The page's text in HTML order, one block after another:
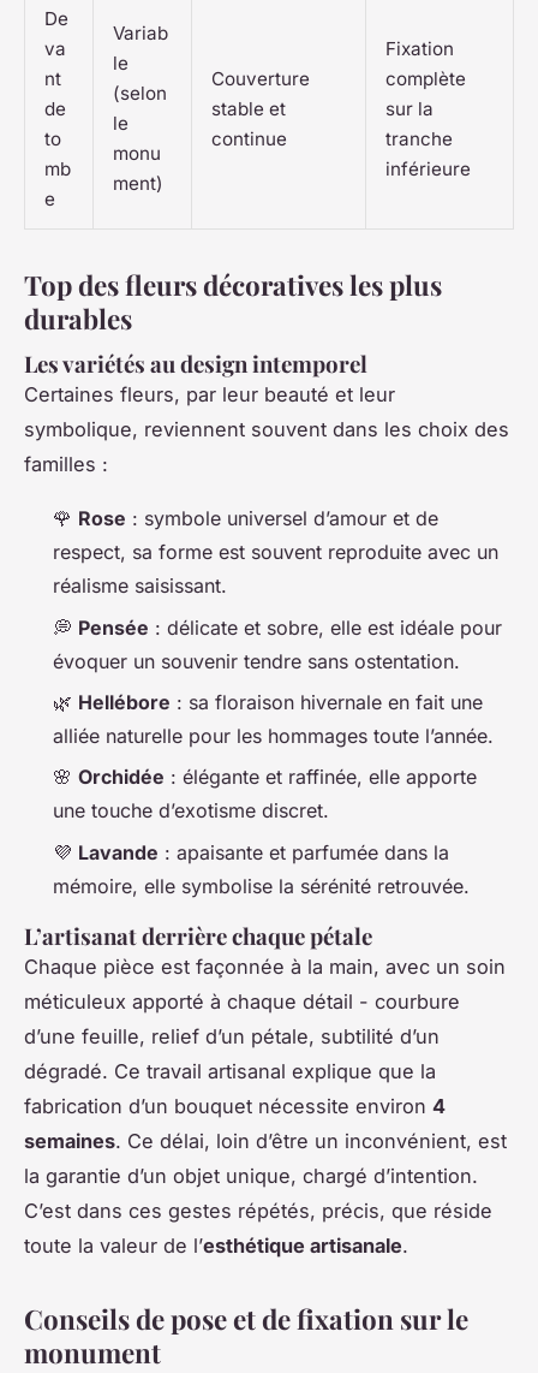
De
va
nt
de
to
mb
e
Variab
le
(selon
le
monu
ment)
Couverture
stable et
continue
Fixation
complète
sur la
tranche
inférieure
Top des fleurs décoratives les plus
durables
Les variétés au design intemporel
Certaines fleurs, par leur beauté et leur
symbolique, reviennent souvent dans les choix des
familles :
🌹 Rose : symbole universel d’amour et de
respect, sa forme est souvent reproduite avec un
réalisme saisissant.
💭 Pensée : délicate et sobre, elle est idéale pour
évoquer un souvenir tendre sans ostentation.
🌿 Hellébore : sa floraison hivernale en fait une
alliée naturelle pour les hommages toute l’année.
🌸 Orchidée : élégante et raffinée, elle apporte
une touche d’exotisme discret.
💜 Lavande : apaisante et parfumée dans la
mémoire, elle symbolise la sérénité retrouvée.
L’artisanat derrière chaque pétale
Chaque pièce est façonnée à la main, avec un soin
méticuleux apporté à chaque détail - courbure
d’une feuille, relief d’un pétale, subtilité d’un
dégradé. Ce travail artisanal explique que la
fabrication d’un bouquet nécessite environ 4
semaines. Ce délai, loin d’être un inconvénient, est
la garantie d’un objet unique, chargé d’intention.
C’est dans ces gestes répétés, précis, que réside
toute la valeur de l’esthétique artisanale.
Conseils de pose et de fixation sur le
monument